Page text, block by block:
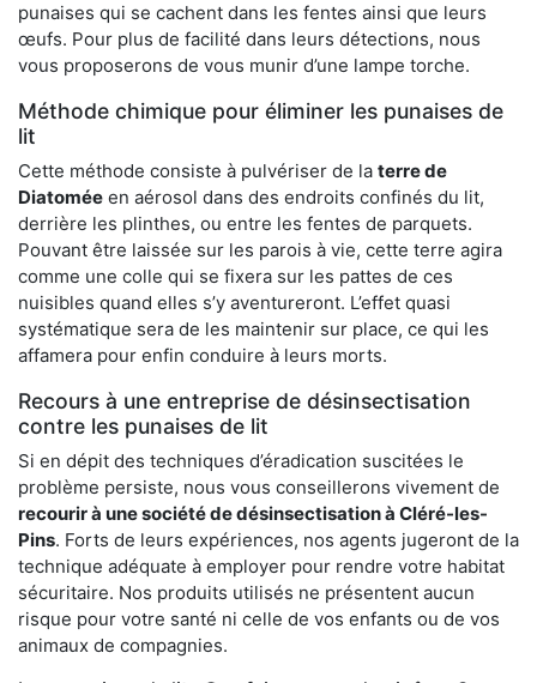
punaises qui se cachent dans les fentes ainsi que leurs
œufs. Pour plus de facilité dans leurs détections, nous
vous proposerons de vous munir d’une lampe torche.
Méthode chimique pour éliminer les punaises de
lit
Cette méthode consiste à pulvériser de la terre de
Diatomée en aérosol dans des endroits confinés du lit,
derrière les plinthes, ou entre les fentes de parquets.
Pouvant être laissée sur les parois à vie, cette terre agira
comme une colle qui se fixera sur les pattes de ces
nuisibles quand elles s’y aventureront. L’effet quasi
systématique sera de les maintenir sur place, ce qui les
affamera pour enfin conduire à leurs morts.
Recours à une entreprise de désinsectisation
contre les punaises de lit
Si en dépit des techniques d’éradication suscitées le
problème persiste, nous vous conseillerons vivement de
recourir à une société de désinsectisation à Cléré-les-
Pins. Forts de leurs expériences, nos agents jugeront de la
technique adéquate à employer pour rendre votre habitat
sécuritaire. Nos produits utilisés ne présentent aucun
risque pour votre santé ni celle de vos enfants ou de vos
animaux de compagnies.